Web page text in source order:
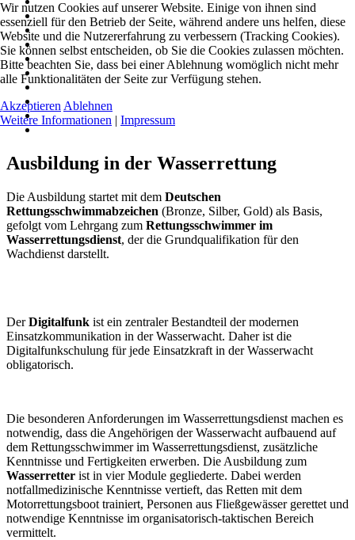
Ausbildung in der Wasserrettung
Die Ausbildung startet mit dem Deutschen
Rettungsschwimmabzeichen (Bronze, Silber, Gold) als Basis,
gefolgt vom Lehrgang zum Rettungsschwimmer im
Wasserrettungsdienst, der die Grundqualifikation für den
Wachdienst darstellt.
DerDigitalfunk ist ein zentraler Bestandteil der modernen
Einsatzkommunikation in der Wasserwacht. Daher ist die
Digitalfunkschulung für jede Einsatzkraft in der Wasserwacht
obligatorisch.
Die besonderen Anforderungen im Wasserrettungsdienst machen es
notwendig, dass die Angehörigen der Wasserwacht aufbauend auf
dem Rettungsschwimmer im Wasserrettungsdienst, zusätzliche
Kenntnisse und Fertigkeiten erwerben. Die Ausbildung zum
Wasserretter ist in vier Module gegliederte. Dabei werden
notfallmedizinische Kenntnisse vertieft, das Retten mit dem
Motorrettungsboot trainiert, Personen aus Fließgewässer gerettet und
notwendige Kenntnisse im organisatorisch-taktischen Bereich
vermittelt.
Wir nutzen Cookies auf unserer Website. Einige von ihnen sind
essenziell für den Betrieb der Seite, während andere uns helfen, diese
Website und die Nutzererfahrung zu verbessern (Tracking Cookies).
Sie können selbst entscheiden, ob Sie die Cookies zulassen möchten.
Bitte beachten Sie, dass bei einer Ablehnung womöglich nicht mehr
alle Funktionalitäten der Seite zur Verfügung stehen.
Akzeptieren Ablehnen
Weitere Informationen | Impressum